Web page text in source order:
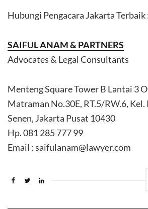
Hubungi Pengacara Jakarta Terbaik
SAIFUL ANAM & PARTNERS
Advocates & Legal Consultants
Menteng Square Tower B Lantai 3
Matraman No.30E, RT.5/RW.6, Kel.
Senen, Jakarta Pusat 10430
Hp. 081 285 777 99
Email : saifulanam@lawyer.com